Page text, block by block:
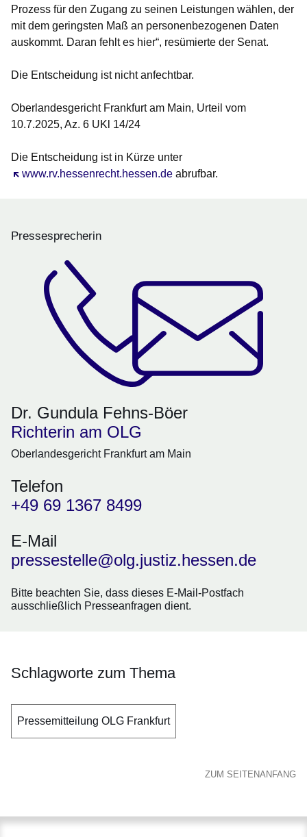
Prozess für den Zugang zu seinen Leistungen wählen, der
mit dem geringsten Maß an personenbezogenen Daten
auskommt. Daran fehlt es hier“, resümierte der Senat.
Die Entscheidung ist nicht anfechtbar.
Oberlandesgericht Frankfurt am Main, Urteil vom
10.7.2025, Az. 6 UKl 14/24
Die Entscheidung ist in Kürze unter
www.rv.hessenrecht.hessen.de
Öffnet sich in einem neuen Fensterabrufbar.
Pressesprecherin
Dr. Gundula Fehns-Böer
Richterin am OLG
Oberlandesgericht Frankfurt am Main
Telefon
+49 69 1367 8499
E-Mail
pressestelle@olg.justiz.hessen.de
Bitte beachten Sie, dass dieses E-Mail-Postfach
ausschließlich Presseanfragen dient.
Schlagworte zum Thema
Pressemitteilung OLG Frankfurt
ZUM SEITENANFANG